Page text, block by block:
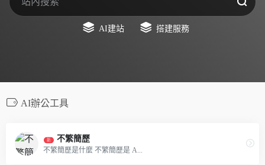
AI建站 搭建服務
AI辦公工具
新 不繁簡歷
不繁簡歷是什麼 不繁簡歷是 A...